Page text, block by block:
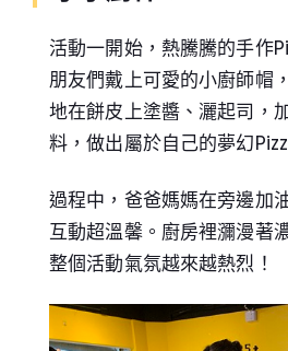
活動一開始，熱騰騰的手作
朋友們戴上可愛的小廚師帽
地在餅皮上塗醬、灑起司，
料，做出屬於自己的夢幻
過程中，爸爸媽媽在旁邊加
互動超溫馨。廚房裡瀰漫著
整個活動氣氛越來越熱烈！